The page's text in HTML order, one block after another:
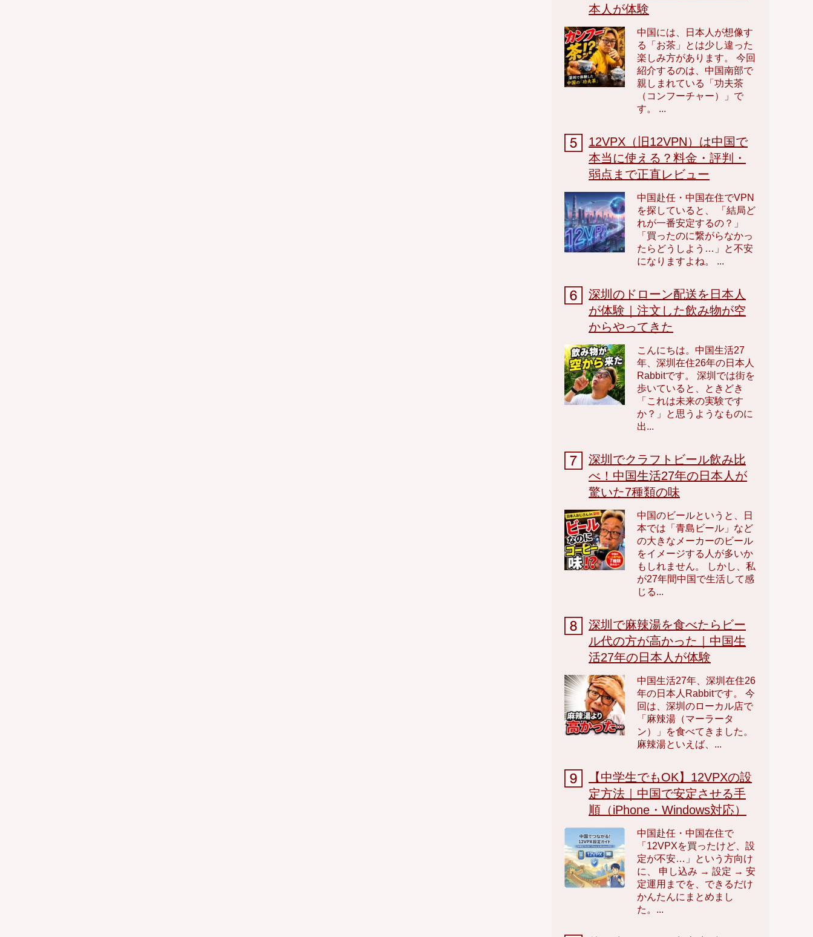
本人が体験
中国には、日本人が想像す
る「お茶」とは少し違った
楽しみ方があります。 今回
紹介するのは、中国南部で
親しまれている「功夫茶
（コンフーチャー）」で
す。 ...
12VPX（旧12VPN）は中国で
本当に使える？料金・評判・
弱点まで正直レビュー
中国赴任・中国在住でVPN
を探していると、 「結局ど
れが一番安定するの？」
「買ったのに繋がらなかっ
たらどうしよう…」と不安
になりますよね。 ...
深圳のドローン配送を日本人
が体験｜注文した飲み物が空
からやってきた
こんにちは。中国生活27
年、深圳在住26年の日本人
Rabbitです。 深圳では街を
歩いていると、ときどき
「これは未来の実験です
か？」と思うようなものに
出...
深圳でクラフトビール飲み比
べ！中国生活27年の日本人が
驚いた7種類の味
中国のビールというと、日
本では「青島ビール」など
の大きなメーカーのビール
をイメージする人が多いか
もしれません。 しかし、私
が27年間中国で生活して感
じる...
深圳で麻辣湯を食べたらビー
ル代の方が高かった｜中国生
活27年の日本人が体験
中国生活27年、深圳在住26
年の日本人Rabbitです。 今
回は、深圳のローカル店で
「麻辣湯（マーラータ
ン）」を食べてきました。
麻辣湯といえば、...
【中学生でもOK】12VPXの設
定方法｜中国で安定させる手
順（iPhone・Windows対応）
中国赴任・中国在住で
「12VPXを買ったけど、設
定が不安…」という方向け
に、 申し込み → 設定 → 安
定運用までを、できるだけ
かんたんにまとめまし
た。...